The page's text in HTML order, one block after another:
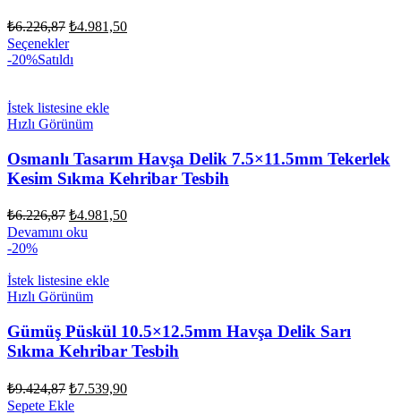
₺6.226,87 Orijinal
fiyat:
₺6.226,87.
₺4.981,50Şu
Seçenekler
-20%Satıldı
İstek listesine ekle
Hızlı Görünüm
Osmanlı Tasarım Havşa Delik 7.5×11.5mm Tekerlek
Kesim Sıkma Kehribar Tesbih
₺6.226,87 Orijinal
fiyat:
₺4.981,50Şu
Devamını oku
-20%
İstek listesine ekle
Hızlı Görünüm
Gümüş Püskül 10.5×12.5mm Havşa Delik Sarı
Sıkma Kehribar Tesbih
₺9.424,87 Orijinal
fiyat:
₺7.539,90Şu
Sepete Ekle